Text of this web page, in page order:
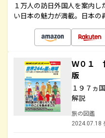
１万人の訪日外国人を案内
い日本の魅力が満載。日本の
Ｗ０１
版
１９７ヵ
解説
旅の図鑑
2024.07.18